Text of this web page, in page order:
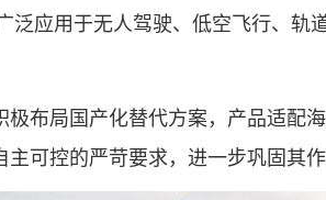
泛应用于无人驾驶、低空飞行、
局国产化替代方案，产品适配
可控的严苛要求，进一步巩固其